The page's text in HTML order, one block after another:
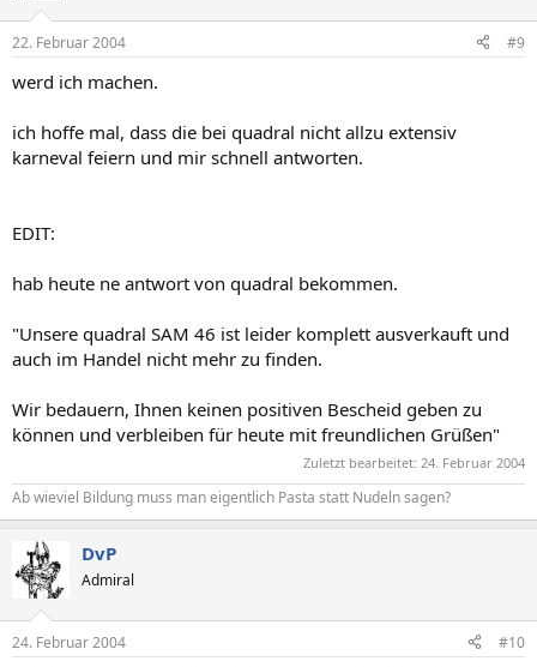
22. Februar 2004 #9
werd ich machen.
ich hoffe mal, dass die bei quadral nicht allzu extensiv
karneval feiern und mir schnell antworten.
EDIT:
hab heute ne antwort von quadral bekommen.
"Unsere quadral SAM 46 ist leider komplett ausverkauft und
auch im Handel nicht mehr zu finden.
Wir bedauern, Ihnen keinen positiven Bescheid geben zu
können und verbleiben für heute mit freundlichen Grüßen"
Zuletzt bearbeitet: 24. Februar 2004
Ab wieviel Bildung muss man eigentlich Pasta statt Nudeln sagen?
DvP
Admiral
24. Februar 2004 #10